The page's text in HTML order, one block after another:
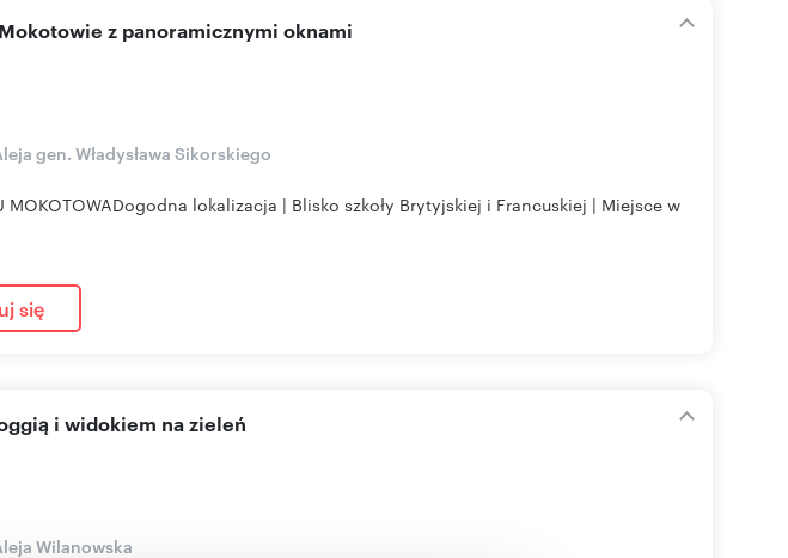
z panoramicznymi oknami
gen. Władysława Sikorskiego
MOKOTOWADogodna lokalizacja | Blisko szkoły Brytyjskiej i Francuskiej | Miejsce w
się
i widokiem na zieleń
Wilanowska